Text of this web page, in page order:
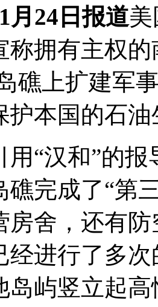
月24日报道
称拥有主权
礁上扩建军
护本国的石
用“汉和”的
礁完成了“第
房舍，还有
经进行了多
岛屿竖立起